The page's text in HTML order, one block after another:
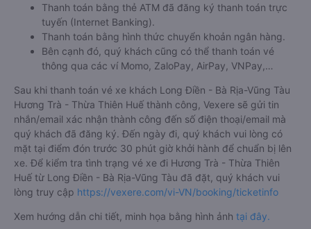
Thanh toán bằng thẻ ATM đã đăng ký thanh toán trực
tuyến (Internet Banking).
Thanh toán bằng hình thức chuyển khoản ngân hàng.
Bên cạnh đó, quý khách cũng có thể thanh toán vé
thông qua các ví Momo, ZaloPay, AirPay, VNPay,…
Sau khi thanh toán vé xe khách Long Điền - Bà Rịa-Vũng Tàu
Hương Trà - Thừa Thiên Huế thành công, Vexere sẽ gửi tin
nhắn/email xác nhận thành công đến số điện thoại/email mà
quý khách đã đăng ký. Đến ngày đi, quý khách vui lòng có
mặt tại điểm đón trước 30 phút giờ khởi hành để chuẩn bị lên
xe. Để kiểm tra tình trạng vé xe đi Hương Trà - Thừa Thiên
Huế từ Long Điền - Bà Rịa-Vũng Tàu đã đặt, quý khách vui
lòng truy cập https://vexere.com/vi-VN/booking/ticketinfo
Xem hướng dẫn chi tiết, minh họa bằng hình ảnh tại đây.